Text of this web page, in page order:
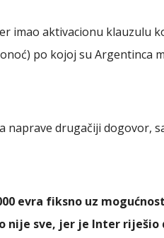
imao aktivacionu klauzulu
po kojoj su Argentinca
naprave drugačiji dogovor,
evra fiksno uz
nije sve, jer je Inter riješio